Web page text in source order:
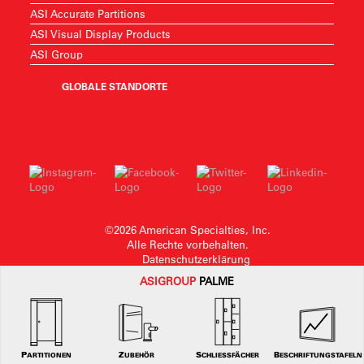
ASIGROUP PALME
PARTITIONEN ZUBEHÖR SCHLIESSFÄCHER BESCHRIFTUNGSTAFELN
ASI Accurate Partitions
ASI Visual Display Products
ASI Group
GLOBALE STANDORTE
©2026 American Specialties, Inc.
Alle Rechte vorbehalten.
Datenschutzerklärung
American SpecialtiesInc. behält sich das Recht vor, ohne Vorankündigung
Designänderungen vorzunehmen oder ein Design zurückzuziehen.